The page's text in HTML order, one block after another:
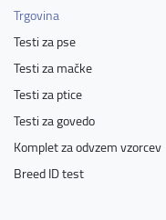
Trgovina
Testi za pse
Testi za mačke
Testi za ptice
Testi za govedo
Komplet za odvzem vzorcev
Breed ID test